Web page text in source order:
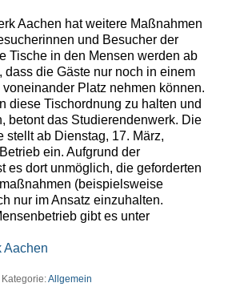
Aachen hat weitere Maßnahmen
und Besucher der
Tische in den Mensen werden ab
dass die Gäste nur noch in einem
voneinander Platz nehmen können.
diese Tischordnung zu halten und
betont das Studierendenwerk. Die
stellt ab Dienstag, 17. März,
ein. Aufgrund der
es dort unmöglich, die geforderten
(beispielsweise
nur im Ansatz einzuhalten.
gibt es unter
Aachen
Kategorie:Allgemein